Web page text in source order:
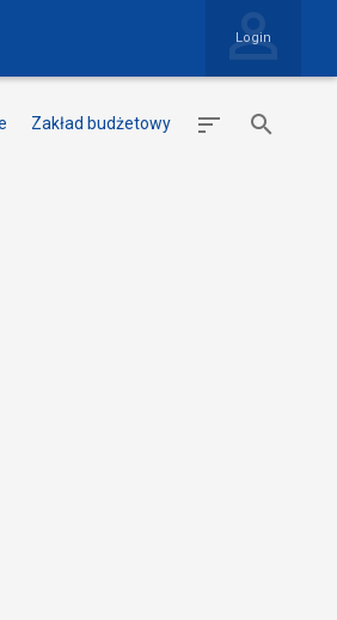
Login
Zakład budżetowy